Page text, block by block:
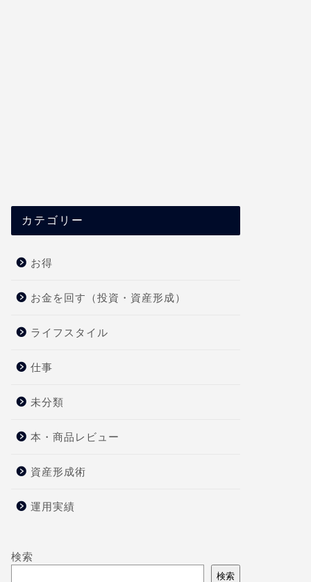
カテゴリー
お得
お金を回す（投資・資産形成）
ライフスタイル
仕事
未分類
本・商品レビュー
資産形成術
運用実績
検索
検索